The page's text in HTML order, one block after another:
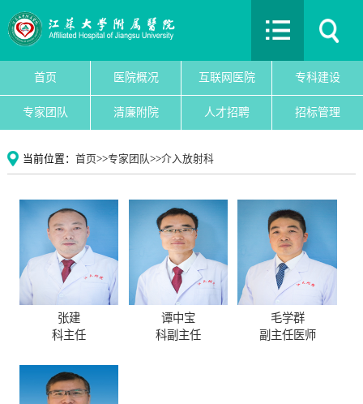
首页 医院概况 互联网医院 专科建设
专家团队 清廉附院 人才招聘 招标管理
当前位置： 首页>>专家团队>>介入放射科
张建
科主任
谭中宝
科副主任
毛学群
副主任医师
首页
互联网医院
专科建设
党建文化
护理园地
清廉附院
人才招聘
招标管理
院务公开
教育教学